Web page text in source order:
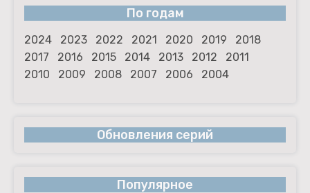
По годам
2024 2023 2022 2021 2020 2019
2018
2017
2016 2015 2014 2013 2012
2011
2010
2009 2008 2007 2006 2004
Обновления серий
Популярное